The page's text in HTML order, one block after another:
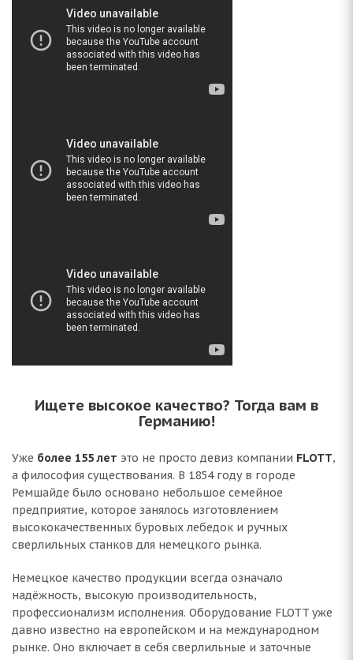
Ищете высокое качество? Тогда вам в
Германию!
Уже более 155 лет это не просто девиз компании FLOTT,
а философия существования. В 1854 году в городе
Ремшайде было основано небольшое семейное
предприятие, которое занялось изготовлением
высококачественных буровых лебедок и ручных
сверлильных станков для немецкого рынка.
Немецкое качество продукции всегда означало
надёжность, высокую производительность,
профессионализм исполнения. Оборудование FLOTT уже
давно известно на европейском и на международном
рынке. Оно включает в себя сверлильные и заточные